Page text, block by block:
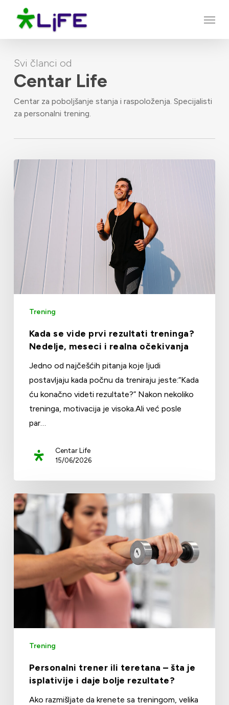
Menu
Svi članci od
Centar Life
Centar za poboljšanje stanja i raspoloženja. Specijalisti
za personalni trening.
Trening
Kada se vide prvi rezultati treninga?
Nedelje, meseci i realna očekivanja
Jedno od najčešćih pitanja koje ljudi
postavljaju kada počnu da treniraju jeste:“Kada
ću konačno videti rezultate?” Nakon nekoliko
treninga, motivacija je visoka.Ali već posle
par…
Centar Life
15/06/2026
Trening
Personalni trener ili teretana – šta je
isplativije i daje bolje rezultate?
Ako razmišljate da krenete sa treningom, velika